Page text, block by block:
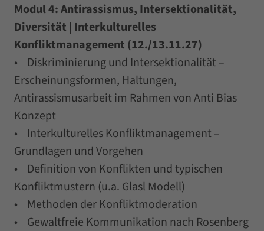
Modul 4: Antirassismus, Intersektionalität,
Diversität | Interkulturelles
Konfliktmanagement (12./13.11.27)
• Diskriminierung und Intersektionalität –
Erscheinungsformen, Haltungen,
Antirassismusarbeit im Rahmen von Anti Bias
Konzept
• Interkulturelles Konfliktmanagement –
Grundlagen und Vorgehen
• Definition von Konflikten und typischen
Konfliktmustern (u.a. Glasl Modell)
• Methoden der Konfliktmoderation
• Gewaltfreie Kommunikation nach Rosenberg